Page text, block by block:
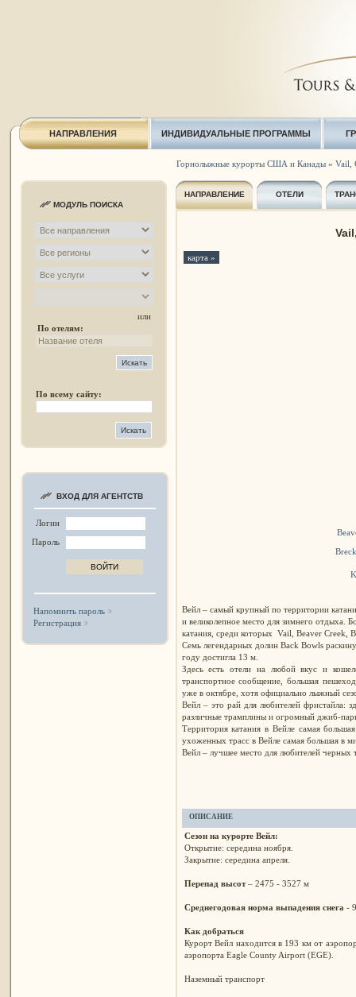
НАПРАВЛЕНИЯ ИНДИВИДУАЛЬНЫЕ ПРОГРАММЫ
МОДУЛЬ ПОИСКА
или
По отелям:
По всему сайту:
ВХОД ДЛЯ АГЕНТСТВ
Логин
Пароль
Напомнить пароль
Регистрация
Горнолыжные курорты США и Канады» Vail,
НАПРАВЛЕНИЕ ОТЕЛИ
карта »
Вейл – самый крупный по территории
и великолепное место для зимнего отдыха.
катания, среди которых Vail, Beaver Creek,
Семь легендарных долин Back Bowls
году достигла 13 м.
Здесь есть отели на любой вкус и
транспортное сообщение, большая
уже в октябре, хотя официально лыжный
Вейл – это рай для любителей фристайла:
различные трамплины и огромный джиб-
Территория катания в Вейле самая
ухоженных трасс в Вейле самая большая в
Вейл – лучшее место для любителей черных
ОПИСАНИЕ
Сезон на курорте Вейл:
Открытие: середина ноября.
Закрытие: середина апреля.
Перепад высот– 2475 - 3527 м
Среднегодовая норма выпадения снега -
Как добраться
Курорт Вейл находится в 193 км от
аэропорта Eagle County Airport (EGE).
Наземный транспорт